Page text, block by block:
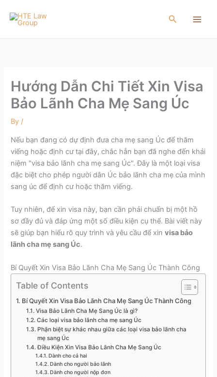
Search
Hướng Dẫn Chi Tiết Xin Visa
Bảo Lãnh Cha Mẹ Sang Úc
By /
Nếu bạn đang có dự định đưa cha mẹ sang Úc để thăm
viếng hoặc định cư tại đây, chắc hẳn bạn đã nghe đến khái
niệm "visa bảo lãnh cha mẹ sang Úc". Đây là một loại visa
đặc biệt cho phép người dân Úc bảo lãnh cha mẹ của mình
sang úc để định cư hoặc thăm viếng.
Tuy nhiên, để xin visa này, bạn cần phải chuẩn bị một hồ
sơ đầy đủ và đáp ứng một số điều kiện cụ thể. Bài viết này
sẽ giúp bạn hiểu rõ quy trình và yêu cầu để xinvisa bảo
lãnh cha mẹ sang Úc.
Bí Quyết Xin Visa Bảo Lãnh Cha Mẹ Sang Úc Thành Công
Table of Contents
Bí Quyết Xin Visa Bảo Lãnh Cha Mẹ Sang Úc Thành Công
Visa Bảo Lãnh Cha Mẹ Sang Úc là gì?
Các loại visa bảo lãnh cha mẹ sang Úc
Phận biệt sự khác nhau giữa các loại visa bảo lãnh cha
mẹ sang Úc
Điều Kiện Xin Visa Bảo Lãnh Cha Mẹ Sang Úc
Dành cho cả hai
Dành cho người bảo lãnh
Dành cho người nộp đơn